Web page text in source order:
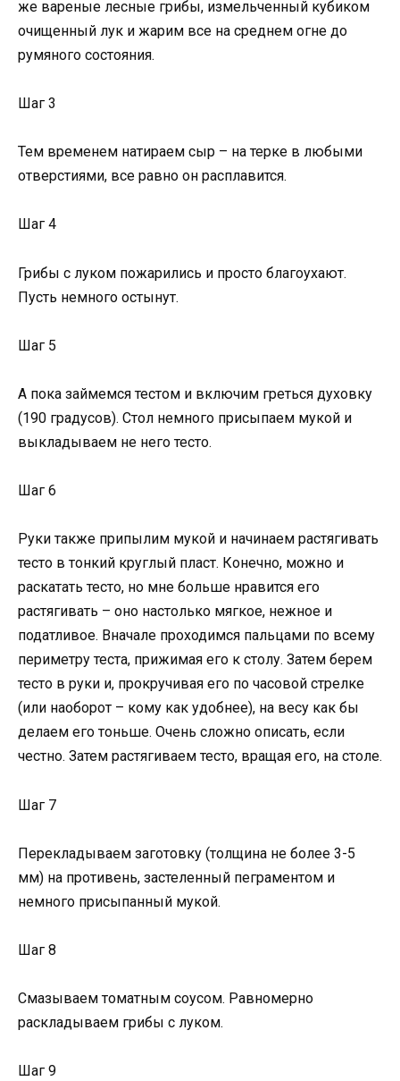
же вареные лесные грибы, измельченный кубиком
очищенный лук и жарим все на среднем огне до
румяного состояния.
Шаг 3
Тем временем натираем сыр – на терке в любыми
отверстиями, все равно он расплавится.
Шаг 4
Грибы с луком пожарились и просто благоухают.
Пусть немного остынут.
Шаг 5
А пока займемся тестом и включим греться духовку
(190 градусов). Стол немного присыпаем мукой и
выкладываем не него тесто.
Шаг 6
Руки также припылим мукой и начинаем растягивать
тесто в тонкий круглый пласт. Конечно, можно и
раскатать тесто, но мне больше нравится его
растягивать – оно настолько мягкое, нежное и
податливое. Вначале проходимся пальцами по всему
периметру теста, прижимая его к столу. Затем берем
тесто в руки и, прокручивая его по часовой стрелке
(или наоборот – кому как удобнее), на весу как бы
делаем его тоньше. Очень сложно описать, если
честно. Затем растягиваем тесто, вращая его, на столе.
Шаг 7
Перекладываем заготовку (толщина не более 3-5
мм) на противень, застеленный пеграментом и
немного присыпанный мукой.
Шаг 8
Смазываем томатным соусом. Равномерно
раскладываем грибы с луком.
Шаг 9